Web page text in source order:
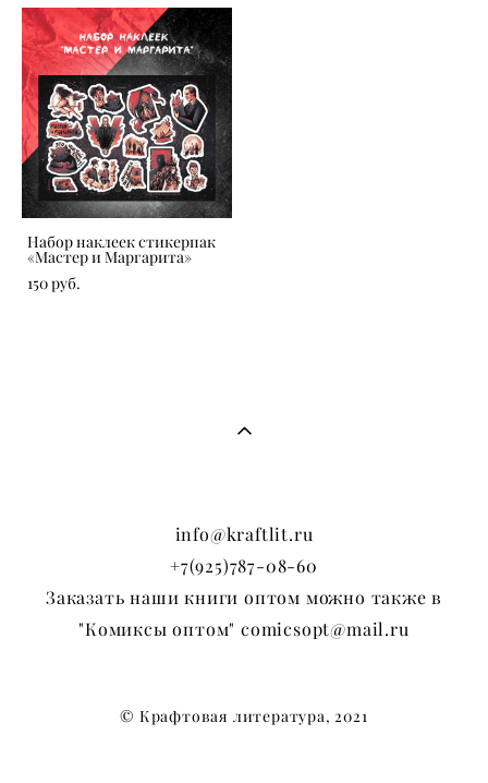
Набор наклеек стикерпак
«Мастер и Маргарита»
150 pуб.
info@kraftlit.ru
+7(925)787-08-60
Заказать наши книги оптом можно также в
"Комиксы оптом" comicsopt@mail.ru
© Крафтовая литература, 2021